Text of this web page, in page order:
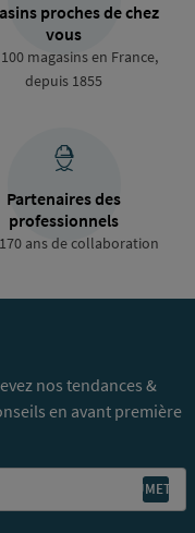
proches de chez
vous
magasins en France,
depuis 1855
Partenaires des
professionnels
ans de collaboration
nos tendances &
en avant première